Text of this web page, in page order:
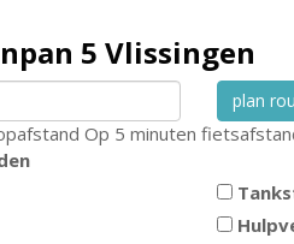
5 Vlissingen
plan
Op 5 minuten